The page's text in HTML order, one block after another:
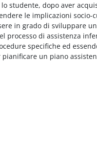
studente, dopo aver
le implicazioni
in grado di sviluppare
processo di assistenza
specifiche ed
un piano